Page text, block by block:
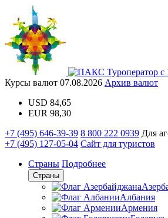
Туроператор с
Курсы валют 07.08.2026 Архив валют
USD 84,65
EUR 98,30
+7 (495) 646-39-39 8 800 222 0939 Для
+7 (495) 127-05-04 Сайт для туристов
Страны Подробнее
Страны
Албания
Армения